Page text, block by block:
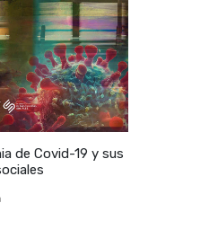
de Covid-19 y sus